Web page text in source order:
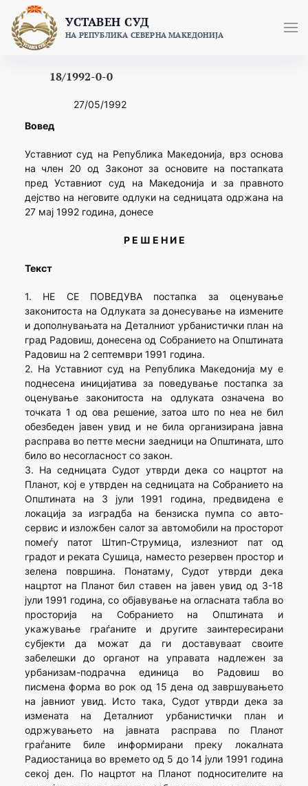
content
УСТАВЕН СУД
НА РЕПУБЛИКА СЕВЕРНА МАКЕДОНИЈА
18/1992-0-0
27/05/1992
Вовед
Уставниот суд на Република Македонија, врз основа
на член 20 од Законот за основите на постапката
пред Уставниот суд на Македонија и за правното
дејство на неговите одлуки на седницата одржана на
27 мај 1992 година, донесе
Р Е Ш Е Н И Е
Текст
1. НЕ СЕ ПОВЕДУВА постапка за оценување
законитоста на Одлуката за донесување на измените
и дополнувањата на Деталниот урбанистички план на
град Радовиш, донесена од Собранието на Општината
Радовиш на 2 септември 1991 година.
2. На Уставниот суд на Република Македонија му е
поднесена иницијатива за поведување постапка за
оценување законитоста на одлуката означена во
точката 1 од ова решение, затоа што по неа не бил
обезбеден јавен увид и не била организирана јавна
расправа во петте месни заедници на Општината, што
било во несогласност со закон.
3. На седницата Судот утврди дека со нацртот на
Планот, кој е утврден на седницата на Собранието на
Општината на 3 јули 1991 година, предвидена е
локација за изградба на бензиска пумпа со авто-
сервис и изложбен салот за автомобили на просторот
помеѓу патот Штип-Струмица, излезниот пат од
градот и реката Сушица, наместо резервен простор и
зелена површина. Понатаму, Судот утврди дека
нацртот на Планот бил ставен на јавен увид од 3-18
јули 1991 година, со објавување на огласната табла во
просторија на Собранието на Општината и
укажување граѓаните и другите заинтересирани
субјекти да можат да ги доставуваат своите
забелешки до органот на управата надлежен за
урбанизам-подрачна единица во Радовиш во
писмена форма во рок од 15 дена од завршувањето
на јавниот увид. Исто така, Судот утврди дека за
измената на Деталниот урбанистички план и
одржувањето на јавната расправа по Планот
граѓаните биле информирани преку локалната
Радиостаница во времето од 5 до 14 јули 1991 година
секој ден. По нацртот на Планот подносителите на